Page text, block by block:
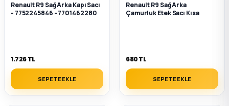
Renault R9 Sağ Arka Kapı Sacı
- 7752245846 - 7701462280
1.726 TL
SEPETE EKLE
Renault R9 Sağ Arka
Çamurluk Etek Sacı Kısa
680 TL
SEPETE EKLE